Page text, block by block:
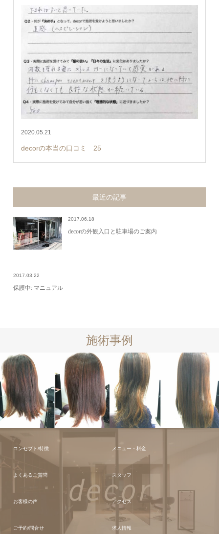
2020.05.21
decorの本当の口コミ 25
最近の記事
2017.06.18
decorの外観入口と駐車場のご案内
2017.03.22
保護中: マニュアル
施術事例
コンセプト/特徴 メニュー・料金
よくあるご質問 スタッフ
お客様の声 アクセス
ご予約/問合せ 求人情報